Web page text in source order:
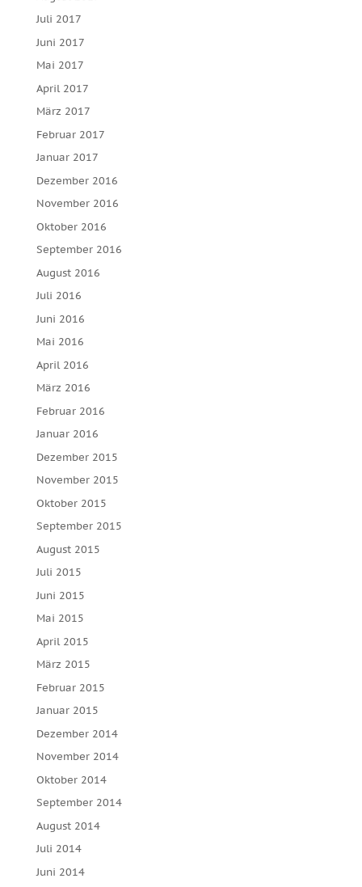
Juli 2017
Juni 2017
Mai 2017
April 2017
März 2017
Februar 2017
Januar 2017
Dezember 2016
November 2016
Oktober 2016
September 2016
August 2016
Juli 2016
Juni 2016
Mai 2016
April 2016
März 2016
Februar 2016
Januar 2016
Dezember 2015
November 2015
Oktober 2015
September 2015
August 2015
Juli 2015
Juni 2015
Mai 2015
April 2015
März 2015
Februar 2015
Januar 2015
Dezember 2014
November 2014
Oktober 2014
September 2014
August 2014
Juli 2014
Juni 2014